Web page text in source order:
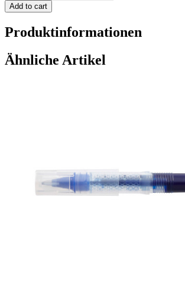
Add to cart
Produktinformationen
Ähnliche Artikel